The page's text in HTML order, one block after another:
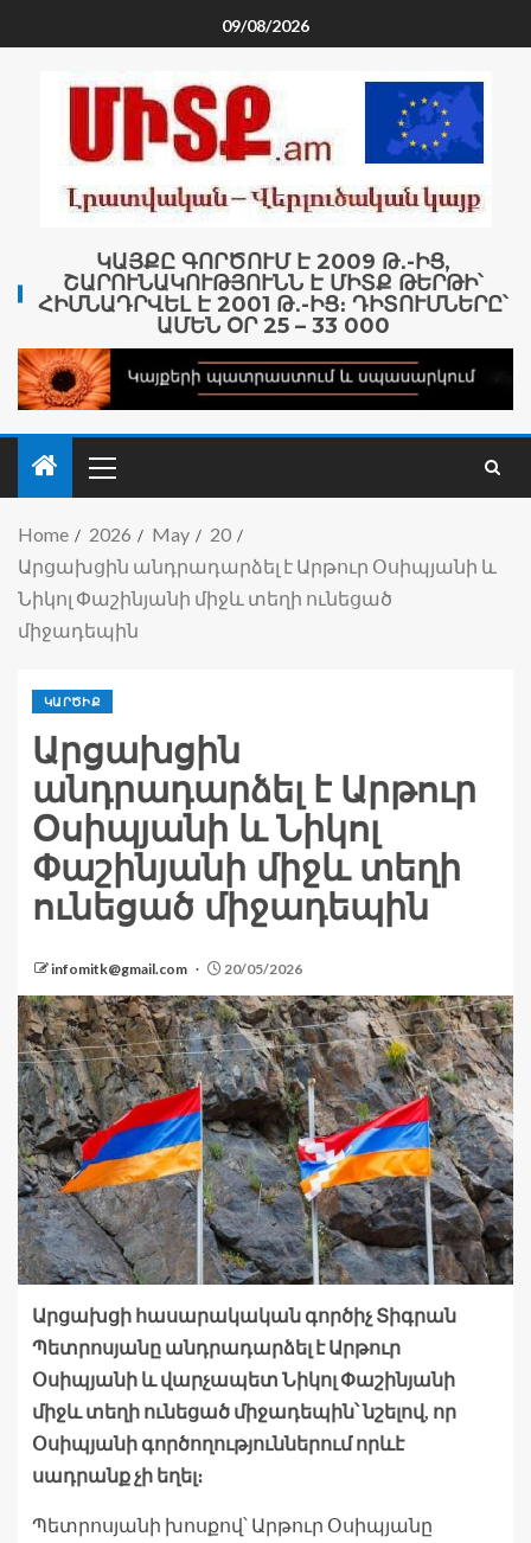
09/08/2026
ԿԱՅՔԸ ԳՈՐԾՈՒՄ Է 2009 Թ․-ԻՑ,
ՇԱՐՈՒՆԱԿՈՒԹՅՈՒՆՆ Է ՄԻՏՔ ԹԵՐԹԻ՝
ՀԻՄՆԱԴՐՎԵԼ Է 2001 Թ․-ԻՑ։ ԴԻՏՈՒՄՆԵՐԸ՝
ԱՄԵՆ ՕՐ 25 – 33 000
Home 2026 May
20
Արցախցին անդրադարձել է Արթուր Օսիպյանի և
Նիկոլ Փաշինյանի միջև տեղի ունեցած
միջադեպին
ԿԱՐԾԻՔ
Արցախցին
անդրադարձել է Արթուր
Օսիպյանի և Նիկոլ
Փաշինյանի միջև տեղի
ունեցած միջադեպին
infomitk@gmail.com 20/05/2026
Արցախցի հասարակական գործիչ Տիգրան
Պետրոսյանը անդրադարձել է Արթուր
Օսիպյանի և վարչապետ Նիկոլ Փաշինյանի
միջև տեղի ունեցած միջադեպին՝ նշելով, որ
Օսիպյանի գործողություններում որևէ
սադրանք չի եղել։
Պետրոսյանի խոսքով՝ Արթուր Օսիպյանը